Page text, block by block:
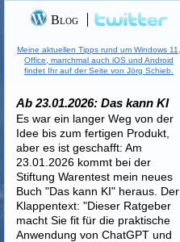
Blog
Meine aktuellen Tipps rund um Windows 11,
Office, manchmal auch iOS und Android
findet Ihr auf der Seite von Jörg Schieb.
Ab 23.01.2026: Das kann KI
Es war ein langer Weg von der
Idee bis zum fertigen Produkt,
aber es ist geschafft: Am
23.01.2026 kommt bei der
Stiftung Warentest mein neues
Buch "Das kann KI" heraus. Der
Klappentext: "Dieser Ratgeber
macht Sie fit für die praktische
Anwendung von ChatGPT und